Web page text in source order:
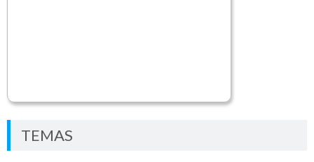
TEMAS